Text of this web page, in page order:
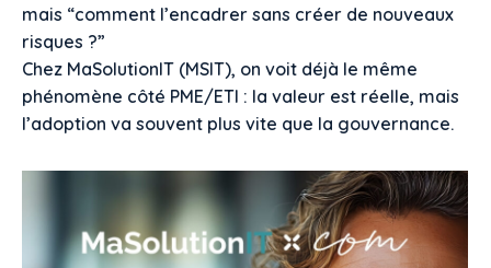
mais “comment l’encadrer sans créer de nouveaux
risques ?”
Chez MaSolutionIT (MSIT), on voit déjà le même
phénomène côté PME/ETI : la valeur est réelle, mais
l’adoption va souvent plus vite que la gouvernance.